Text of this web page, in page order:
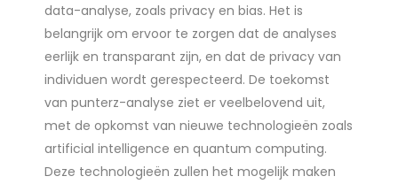
data-analyse, zoals privacy en bias. Het is
belangrijk om ervoor te zorgen dat de analyses
eerlijk en transparant zijn, en dat de privacy van
individuen wordt gerespecteerd. De toekomst
van punterz-analyse ziet er veelbelovend uit,
met de opkomst van nieuwe technologieën zoals
artificial intelligence en quantum computing.
Deze technologieën zullen het mogelijk maken